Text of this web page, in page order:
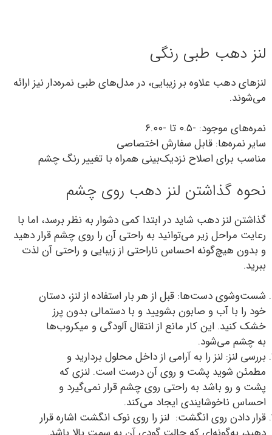
لنز دهب طبی رنگی
لنزهای دهب علاوه بر زیبایی، در مدل‌های طبی نمره‌دار نیز ارائه
می‌شوند.
نمره‌های موجود: -۰.۵ تا -۶.۰۰
سایر نمره‌ها: قابل سفارش اختصاصی
مناسب برای اصلاح نزدیک‌بینی همراه با تغییر رنگ چشم
نحوه گذاشتن لنز دهب روی چشم
گذاشتن لنز دهب شاید در ابتدا کمی دشوار به نظر برسد، اما با
رعایت مراحل زیر می‌توانید به راحتی آن را روی چشم قرار دهید
و بدون هیچ‌گونه احساس ناراحتی از زیبایی و راحتی آن لذت
ببرید.
شست‌وشوی دست‌ها: قبل از هر بار استفاده از لنز، دستان
خود را با آب و صابون بشویید و با دستمالی بدون پرز
خشک کنید. این کار مانع از انتقال آلودگی و میکروب‌ها
به چشم می‌شود.
بررسی لنز: لنز را به آرامی از داخل محلول بردارید و
مطمئن شوید پشت و روی آن درست است. لنزی که
پشت و رو باشد به راحتی روی چشم قرار نمی‌گیرد و
احساس ناخوشایندی ایجاد می‌کند.
قرار دادن روی انگشت: لنز را روی نوک انگشت اشاره قرار